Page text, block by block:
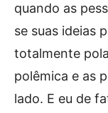
quando as
se suas ideias
totalmente
polêmica e as
lado. E eu de